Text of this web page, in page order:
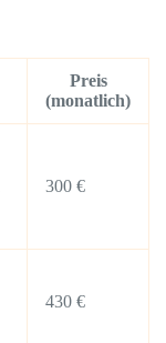
Preis
(monatlich)
300 €
430 €